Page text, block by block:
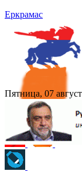
Еркрамас
Пятница, 07